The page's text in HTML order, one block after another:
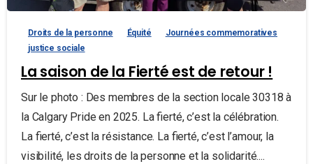
Droits de la personne Équité
Journées commemoratives
justice sociale
La saison de la Fierté est de retour !
Sur le photo : Des membres de la section locale 30318 à
la Calgary Pride en 2025. La fierté, c’est la célébration.
La fierté, c’est la résistance. La fierté, c’est l’amour, la
visibilité, les droits de la personne et la solidarité....